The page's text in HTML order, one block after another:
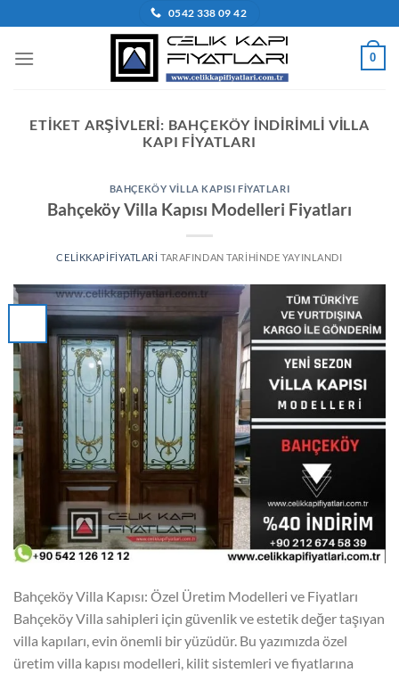
atla
0542 338 09 42
0
ETIKET ARŞIVLERI: BAHÇEKÖY INDIRIMLI VILLA
KAPI FIYATLARI
BAHÇEKÖY VILLA KAPISI FIYATLARI
Bahçeköy Villa Kapısı Modelleri Fiyatları
CELIKKAPIFIYATLARI TARAFINDAN TARIHINDE YAYINLANDI
Bahçeköy Villa Kapısı: Özel Üretim Modelleri ve Fiyatları
Bahçeköy Villa sahipleri için güvenlik ve estetik değer taşıyan
villa kapıları, evin önemli bir yüzüdür. Bu yazımızda özel
üretim villa kapısı modelleri, kilit sistemleri ve fiyatlarına